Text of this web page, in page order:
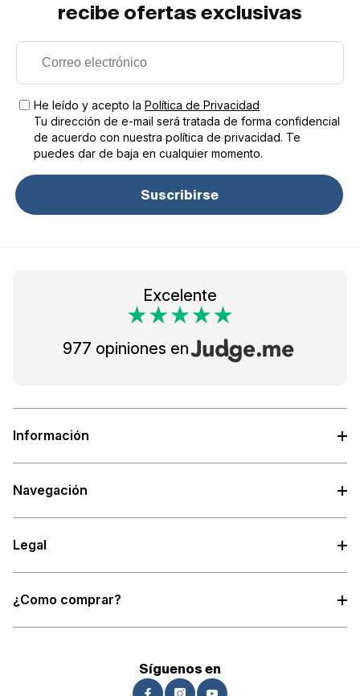
recibe ofertas exclusivas
He leído y acepto la Política de Privacidad
Tu dirección de e-mail será tratada de forma confidencial
de acuerdo con nuestra política de privacidad. Te
puedes dar de baja en cualquier momento.
Suscribirse
Excelente
977 opiniones en
Información
Navegación
Legal
¿Como comprar?
Síguenos en